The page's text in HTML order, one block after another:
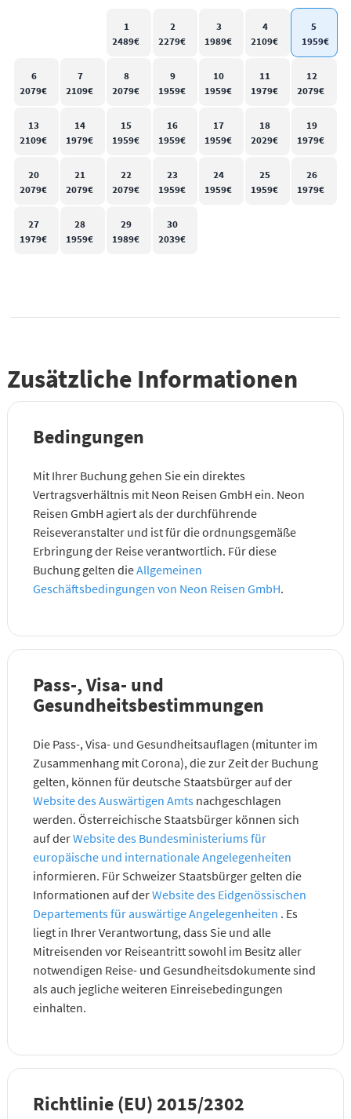
1 2 3 4 5
6 7 8 9 10 11 12
13 14 15 16 17 18 19
20 21 22 23 24 25 26
27 28 29 30
Zusätzliche Informationen
Bedingungen
Mit Ihrer Buchung gehen Sie ein direktes
Vertragsverhältnis mit Neon Reisen GmbH ein. Neon
Reisen GmbH agiert als der durchführende
Reiseveranstalter und ist für die ordnungsgemäße
Erbringung der Reise verantwortlich. Für diese
Buchung gelten dieAllgemeinen
Geschäftsbedingungen von Neon Reisen GmbH.
Pass-, Visa- und
Gesundheitsbestimmungen
Die Pass-, Visa- und Gesundheitsauflagen (mitunter im
Zusammenhang mit Corona), die zur Zeit der Buchung
gelten, können für deutsche Staatsbürger auf der
Website des Auswärtigen Amtsnachgeschlagen
werden. Österreichische Staatsbürger können sich
auf derWebsite des Bundesministeriums für
europäische und internationale Angelegenheiten
informieren. Für Schweizer Staatsbürger gelten die
Informationen auf derWebsite des Eidgenössischen
Departements für auswärtige Angelegenheiten . Es
liegt in Ihrer Verantwortung, dass Sie und alle
Mitreisenden vor Reiseantritt sowohl im Besitz aller
notwendigen Reise- und Gesundheitsdokumente sind
als auch jegliche weiteren Einreisebedingungen
einhalten.
Richtlinie (EU) 2015/2302